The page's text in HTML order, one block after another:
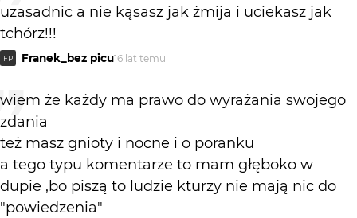
uzasadnic a nie kąsasz jak żmija i uciekasz jak
tchórz!!!
FP Franek_bez picu16 lat temu
wiem że każdy ma prawo do wyrażania swojego
zdania
też masz gnioty i nocne i o poranku
a tego typu komentarze to mam głęboko w
dupie ,bo piszą to ludzie kturzy nie mają nic do
"powiedzenia"